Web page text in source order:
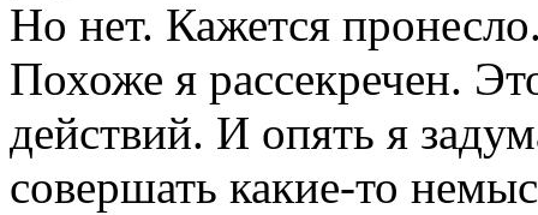
Но нет. Кажется
Похоже я рассекречен.
действий. И опять я
совершать какие-то